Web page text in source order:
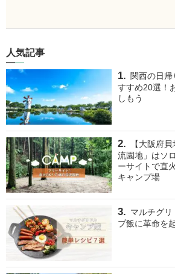
人気記事
関西の日
すすめ20選！
しもう
【大阪府
流園地」はソ
ーサイトで直
キャンプ場
マルチグ
プ飯に革命を